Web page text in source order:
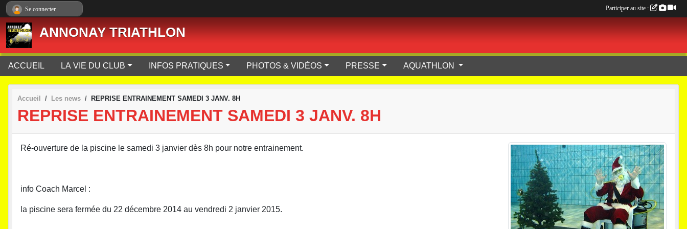
ANNONAY TRIATHLON
ACCUEIL LA VIE DU CLUB INFOS PRATIQUES PHOTOS & VIDÉOS PRESSE AQUATHLON
Accueil Les news REPRISE ENTRAINEMENT SAMEDI 3 JANV. 8H
REPRISE ENTRAINEMENT SAMEDI 3 JANV. 8H
Ré-ouverture de la piscine le samedi 3 janvier dès 8h pour notre entrainement.
info Coach Marcel :
la piscine sera fermée du 22 décembre 2014 au vendredi 2 janvier 2015.
Se connecter Participer au site :
Panneau de gestion des cookies